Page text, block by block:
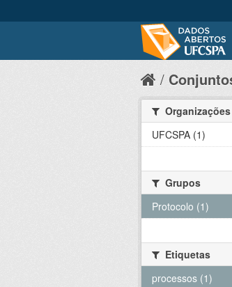
Organizações
UFCSPA (1)
Grupos
Protocolo (1)
Etiquetas
processos (1)